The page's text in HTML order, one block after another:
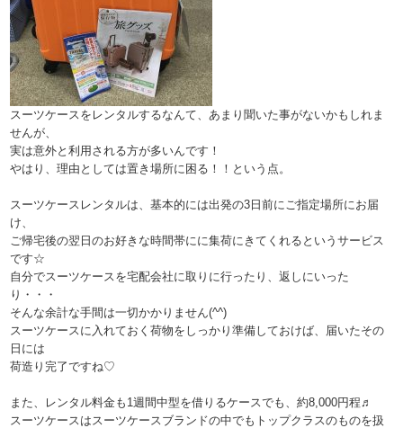
スーツケースをレンタルするなんて、あまり聞いた事がないかもしれま
せんが、
実は意外と利用される方が多いんです！
やはり、理由としては置き場所に困る！！という点。
スーツケースレンタルは、基本的には出発の3日前にご指定場所にお届
け、
ご帰宅後の翌日のお好きな時間帯にに集荷にきてくれるというサービス
です☆
自分でスーツケースを宅配会社に取りに行ったり、返しにいった
り・・・
そんな余計な手間は一切かかりません(^^)
スーツケースに入れておく荷物をしっかり準備しておけば、届いたその
日には
荷造り完了ですね♡
また、レンタル料金も1週間中型を借りるケースでも、約8,000円程♬
スーツケースはスーツケースブランドの中でもトップクラスのものを扱